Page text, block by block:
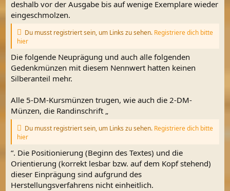
deshalb vor der Ausgabe bis auf wenige Exemplare wieder
eingeschmolzen.
Du musst registriert sein, um Links zu sehen. Registriere dich bitte
hier
Die folgende Neuprägung und auch alle folgenden
Gedenkmünzen mit diesem Nennwert hatten keinen
Silberanteil mehr.
Alle 5-DM-Kursmünzen trugen, wie auch die 2-DM-
Münzen, die Randinschrift „
Du musst registriert sein, um Links zu sehen. Registriere dich bitte
hier
“. Die Positionierung (Beginn des Textes) und die
Orientierung (korrekt lesbar bzw. auf dem Kopf stehend)
dieser Einprägung sind aufgrund des
Herstellungsverfahrens nicht einheitlich.